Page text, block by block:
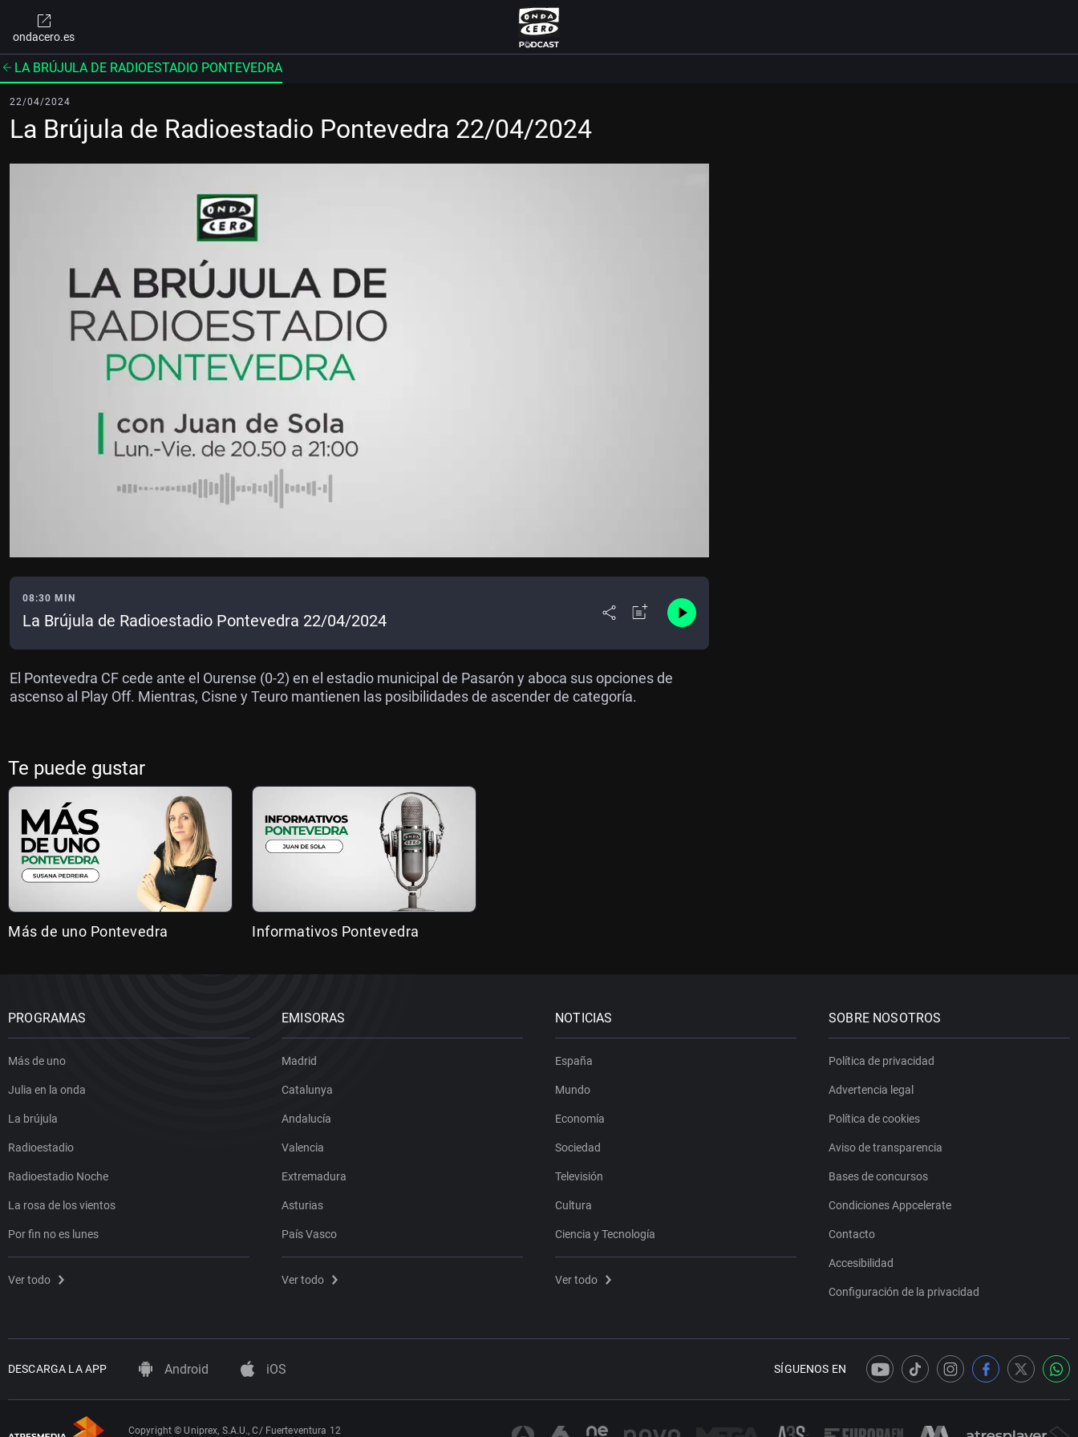
ondacero.es
LA BRÚJULA DE RADIOESTADIO PONTEVEDRA
22/04/2024
La Brújula de Radioestadio Pontevedra 22/04/2024
08:30 MIN
La Brújula de Radioestadio Pontevedra 22/04/2024
El Pontevedra CF cede ante el Ourense (0-2) en el estadio municipal de Pasarón y aboca sus opciones de
ascenso al Play Off. Mientras, Cisne y Teuro mantienen las posibilidades de ascender de categoría.
Te puede gustar
Más de uno Pontevedra Informativos Pontevedra
PROGRAMAS
Más de uno
Julia en la onda
La brújula
Radioestadio
Radioestadio Noche
La rosa de los vientos
Por fin no es lunes
Ver todo
EMISORAS
Madrid
Catalunya
Andalucía
Valencia
Extremadura
Asturias
País Vasco
Ver todo
NOTICIAS
España
Mundo
Economía
Sociedad
Televisión
Cultura
Ciencia y Tecnología
Ver todo
SOBRE NOSOTROS
Política de privacidad
Advertencia legal
Política de cookies
Aviso de transparencia
Bases de concursos
Condiciones Appcelerate
Contacto
Accesibilidad
Configuración de la privacidad
DESCARGA LA APP Android iOS SÍGUENOS EN
Copyright © Uniprex, S.A.U., C/ Fuerteventura 12